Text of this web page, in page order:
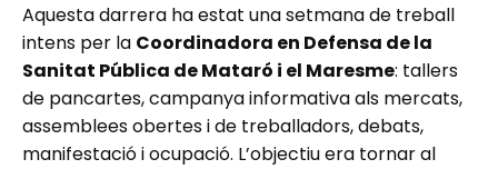
Aquesta darrera ha estat una setmana de treball
intens per la Coordinadora en Defensa de la
Sanitat Pública de Mataró i el Maresme: tallers
de pancartes, campanya informativa als mercats,
assemblees obertes i de treballadors, debats,
manifestació i ocupació. L’objectiu era tornar al